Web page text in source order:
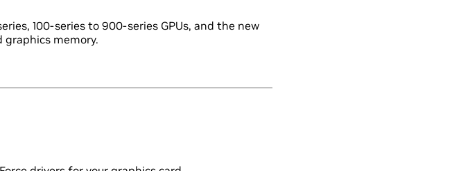
100‑series to 900‑series GPUs, and the new
graphics memory.